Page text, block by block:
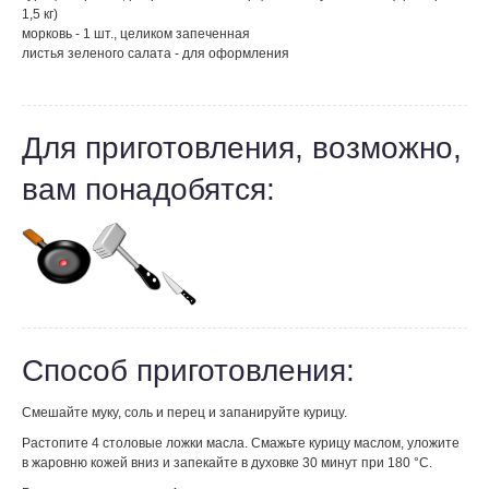
1,5 кг)
морковь - 1 шт., целиком запеченная
листья зеленого салата - для оформления
Для приготовления, возможно,
вам понадобятся:
Способ приготовления:
Смешайте муку, соль и перец и запанируйте курицу.
Растопите 4 столовые ложки масла. Смажьте курицу маслом, уложите
в жаровню кожей вниз и запекайте в духовке 30 минут при 180 °С.